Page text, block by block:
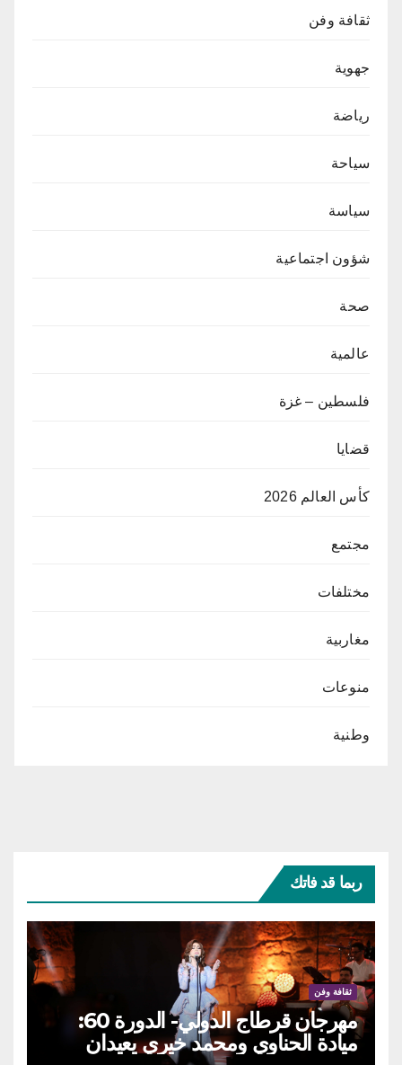
ثقافة وفن
جهوية
رياضة
سياحة
سياسة
شؤون اجتماعية
صحة
عالمية
فلسطين – غزة
قضايا
كأس العالم 2026
مجتمع
مختلفات
مغاربية
منوعات
وطنية
ربما قد فاتك
ثقافة وفن
مهرجان قرطاج الدولي- الدورة 60:
ميادة الحناوي ومحمد خيري يعيدان